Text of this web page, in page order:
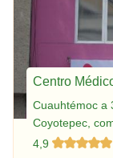
Centro
Cuauhtémoc a
Coyotepec,
4,9